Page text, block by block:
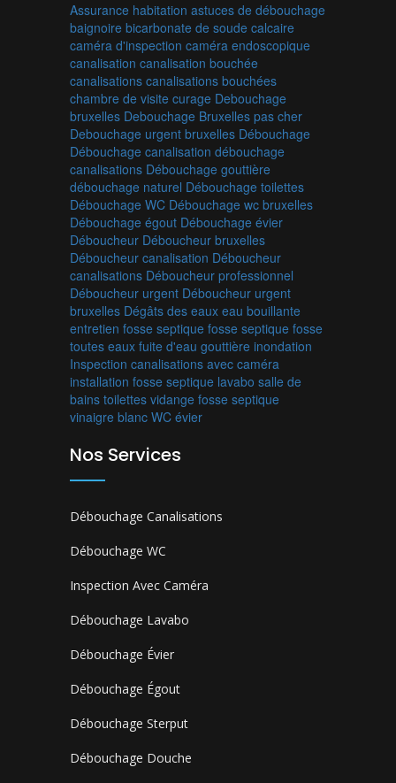
Assurance habitation astuces de débouchage
baignoire bicarbonate de soude calcaire
caméra d'inspection caméra endoscopique
canalisation canalisation bouchée
canalisations canalisations bouchées
chambre de visite curage Debouchage
bruxelles Debouchage Bruxelles pas cher
Debouchage urgent bruxelles Débouchage
Débouchage canalisation débouchage
canalisations Débouchage gouttière
débouchage naturel Débouchage toilettes
Débouchage WC Débouchage wc bruxelles
Débouchage égout Débouchage évier
Déboucheur Déboucheur bruxelles
Déboucheur canalisation Déboucheur
canalisations Déboucheur professionnel
Déboucheur urgent Déboucheur urgent
bruxelles Dégâts des eaux eau bouillante
entretien fosse septique fosse septique fosse
toutes eaux fuite d'eau gouttière inondation
Inspection canalisations avec caméra
installation fosse septique lavabo salle de
bains toilettes vidange fosse septique
vinaigre blanc WC évier
Nos Services
Débouchage Canalisations
Débouchage WC
Inspection Avec Caméra
Débouchage Lavabo
Débouchage Évier
Débouchage Égout
Débouchage Sterput
Débouchage Douche